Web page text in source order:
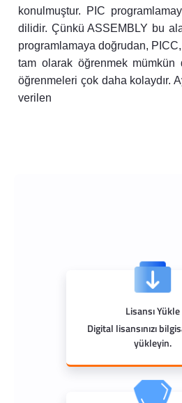
konulmuştur. PIC
dilidir. Çünkü ASSEMBLY bu
programlamaya doğrudan,
tam olarak öğrenmek
öğrenmeleri çok daha kolaydır.
verilen
Lisansı Yükle
Digital lisansınızı
yükleyin.